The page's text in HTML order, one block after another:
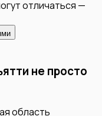
отличаться —
не просто
область